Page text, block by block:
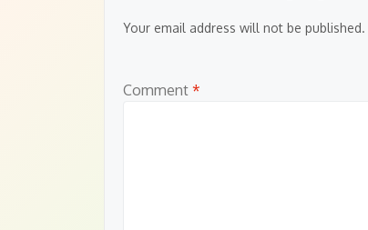
Your email address will not be published.
Comment *